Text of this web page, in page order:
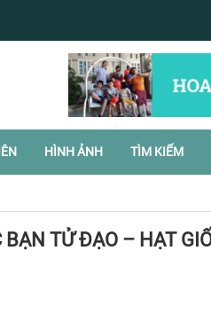
HÌNH ẢNH TÌM KIẾM
TỬ ĐẠO – HẠT